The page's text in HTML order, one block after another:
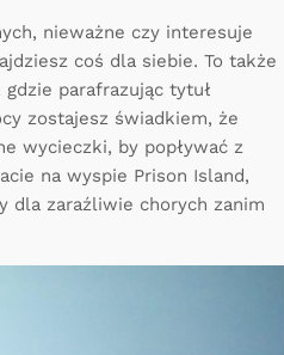
nieważne czy interesuje
coś dla siebie. To także
parafrazując tytuł
zostajesz świadkiem, że
wycieczki, by popływać z
na wyspie Prison Island,
dla zaraźliwie chorych zanim